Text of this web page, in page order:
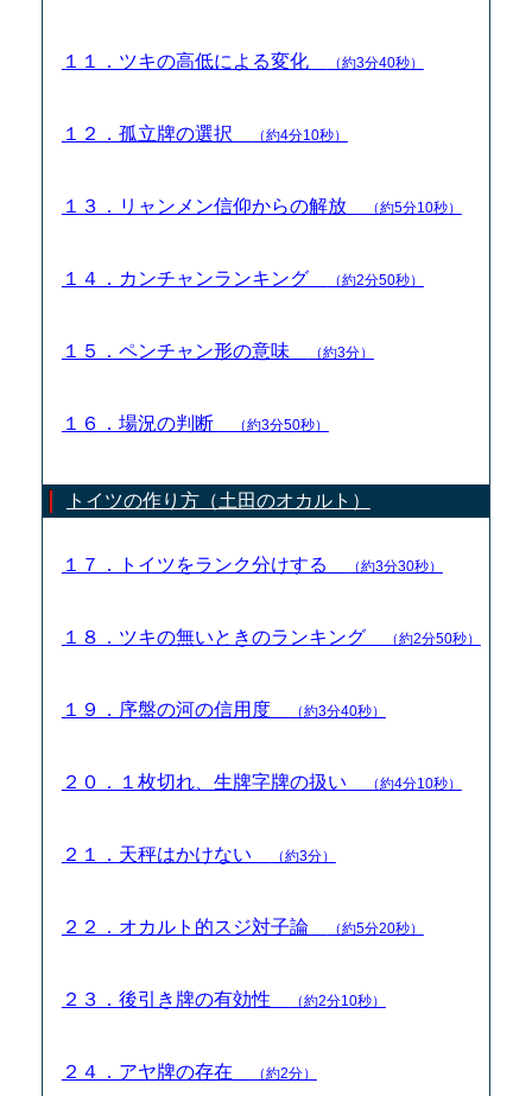
１１．ツキの高低による変化 （約3分40秒）
１２．孤立牌の選択 （約4分10秒）
１３．リャンメン信仰からの解放 （約5分10秒）
１４．カンチャンランキング （約2分50秒）
１５．ペンチャン形の意味 （約3分）
１６．場況の判断 （約3分50秒）
トイツの作り方（土田のオカルト）
１７．トイツをランク分けする （約3分30秒）
１８．ツキの無いときのランキング （約2分50秒）
１９．序盤の河の信用度 （約3分40秒）
２０．１枚切れ、生牌字牌の扱い （約4分10秒）
２１．天秤はかけない （約3分）
２２．オカルト的スジ対子論 （約5分20秒）
２３．後引き牌の有効性 （約2分10秒）
２４．アヤ牌の存在 （約2分）